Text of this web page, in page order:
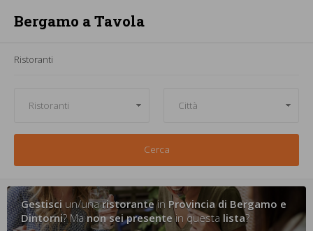
Bergamo a Tavola
Ristoranti
Cerca
Gestisci un/unaristorantein Provincia di Bergamo e
Dintorni? Manon sei presentein questa lista?